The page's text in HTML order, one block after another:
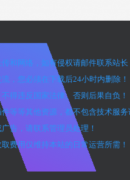
和网络，如有侵权请邮件联系站长
，您必须在下载后24小时内删除！
得违反国家法律。否则后果自负！
等等其他资源，都不包含技术服务
告，请联系管理员处理！
费用仅维持本站的日常运营所需！